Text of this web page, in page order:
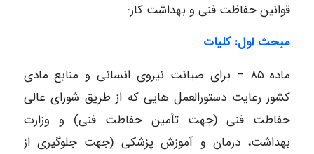
قوانین حفاظت فنی و بهداشت کار:
مبحث اول: کلیات
ماده ۸۵ – برای صیانت نیروی انسانی و منابع مادی
کشور رعایت دستورالعمل هاییکه از طریق شورای عالی
حفاظت فنی (‌جهت تأمین حفاظت فنی) و وزارت
بهداشت، درمان و آموزش پزشکی (‌جهت جلوگیری از